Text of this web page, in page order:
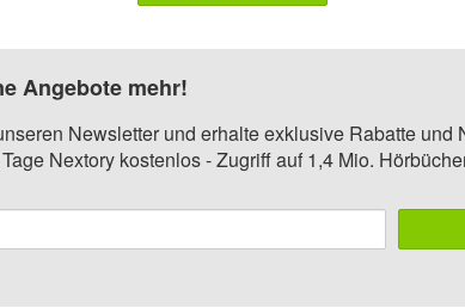
Angebote mehr!
Newsletter und erhalte exklusive Rabatte und
Nextory kostenlos - Zugriff auf 1,4 Mio.